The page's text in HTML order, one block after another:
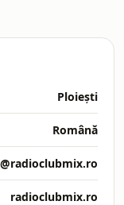
Ploiești
Română
radioclubmix.ro